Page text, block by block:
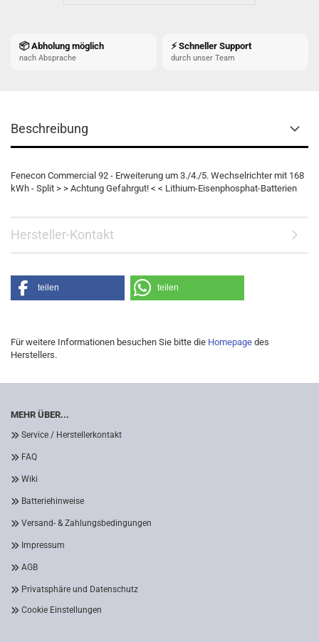
📦 Abholung möglich
nach Absprache
⚡ Schneller Support
durch unser Team
Beschreibung
Fenecon Commercial 92 - Erweiterung um 3./4./5. Wechselrichter mit 168
kWh - Split > > Achtung Gefahrgut! < < Lithium-Eisenphosphat-Batterien
Hersteller-Kontakt
teilen teilen
Für weitere Informationen besuchen Sie bitte die Homepage des
Herstellers.
MEHR ÜBER...
Service / Herstellerkontakt
FAQ
Wiki
Batteriehinweise
Versand- & Zahlungsbedingungen
Impressum
AGB
Privatsphäre und Datenschutz
Cookie Einstellungen